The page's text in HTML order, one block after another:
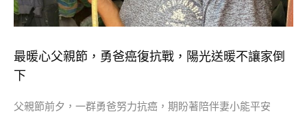
最暖心父親節，勇爸癌復抗戰，陽光送暖不讓家倒
下
父親節前夕，一群勇爸努力抗癌，期盼著陪伴妻小能平安